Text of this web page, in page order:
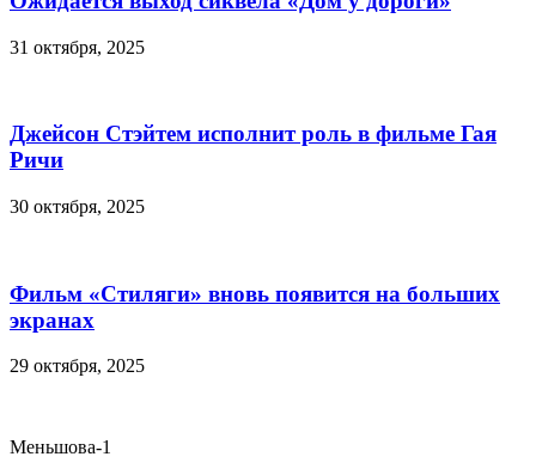
31 октября, 2025
Джейсон Стэйтем исполнит роль в фильме Гая
Ричи
30 октября, 2025
Фильм «Стиляги» вновь появится на больших
экранах
29 октября, 2025
Меньшова-1